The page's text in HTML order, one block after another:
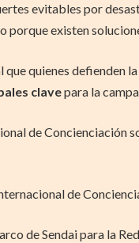
evitables por
porque existen
que quienes defienden
clavepara la
de Concienciación
de
de Sendai para la